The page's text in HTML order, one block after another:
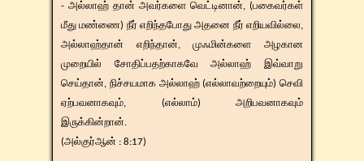
- அல்லாஹ் தான் அவர்களை வெட்டினான், (பகைவர்கள்
மீது மண்ணை) நீர் எறிந்தபோது அதனை நீர் எறியவில்லை,
அல்லாஹ்தான் எறிந்தான், முஃமின்களை அழகான
முறையில் சோதிப்பதற்காகவே அல்லாஹ் இவ்வாறு
செய்தான், நிச்சயமாக அல்லாஹ் (எல்லாவற்றையும்) செவி
ஏற்பவனாகவும், (எல்லாம்) அறிபவனாகவும்
இருக்கின்றான்.
(அல்குர்ஆன் : 8:17)